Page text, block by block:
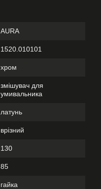
AURA
1520.010101
хром
змішувач для
умивальника
латунь
врізний
130
85
гайка